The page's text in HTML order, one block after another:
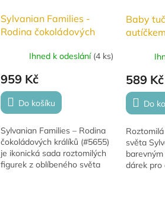
Sylvanian Families -
Rodina čokoládových
Ihned k odeslání (4 ks)
959 Kč
Do košíku
Sylvanian Families – Rodina
čokoládových králíků (#5655)
je ikonická sada roztomilých
figurek z oblíbeného světa
Baby
autíčkem
589 Kč
Do
světa
dárek pro